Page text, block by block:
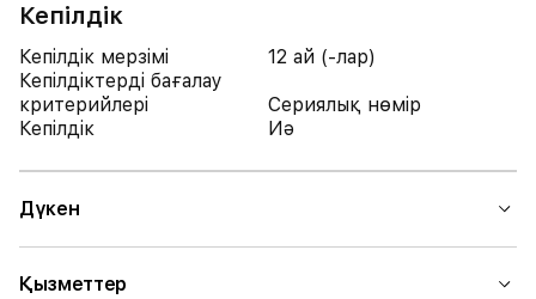
Кепілдік
Кепілдік мерзімі
12 ай (-лар)
Кепілдіктерді бағалау
критерийлері
Сериялық нөмір
Кепілдік
Иә
Дүкен
Қызметтер